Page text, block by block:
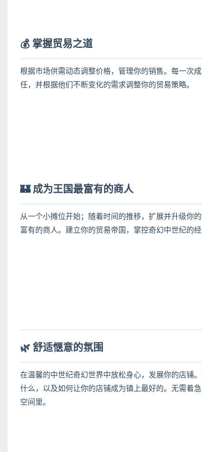
💰 掌握贸易之道
根据市场供需动态调整价格，管理你的销售。每一次
任，并根据他们不断变化的需求调整你的贸易策略。
🏰 成为王国最富有的商人
从一个小摊位开始；随着时间的推移，扩展并升级你
富有的商人。建立你的贸易帝国，掌控奇幻中世纪的经
🌿 舒适惬意的氛围
在温馨的中世纪奇幻世界中放松身心，发展你的店铺
什么，以及如何让你的店铺成为镇上最好的。无需着
空间里。